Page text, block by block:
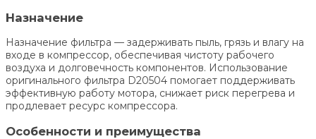
Назначение
Назначение фильтра — задерживать пыль, грязь и влагу на
входе в компрессор, обеспечивая чистоту рабочего
воздуха и долговечность компонентов. Использование
оригинального фильтра D20504 помогает поддерживать
эффективную работу мотора, снижает риск перегрева и
продлевает ресурс компрессора.
Особенности и преимущества